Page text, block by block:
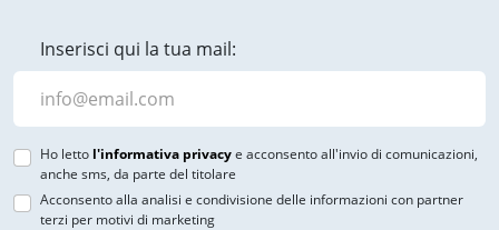
Inserisci qui la tua mail:
Ho letto l'informativa privacye acconsento all'invio di comunicazioni,
anche sms, da parte del titolare
Acconsento alla analisi e condivisione delle informazioni con partner
terzi per motivi di marketing